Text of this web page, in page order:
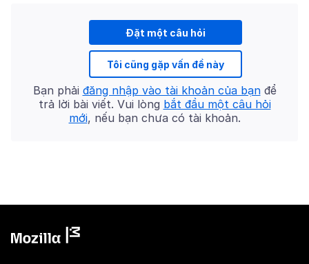
Đặt một câu hỏi
Tôi cũng gặp vấn đề này
Bạn phải đăng nhập vào tài khoản của bạnđể
trả lời bài viết. Vui lòng bắt đầu một câu hỏi
mới, nếu bạn chưa có tài khoản.